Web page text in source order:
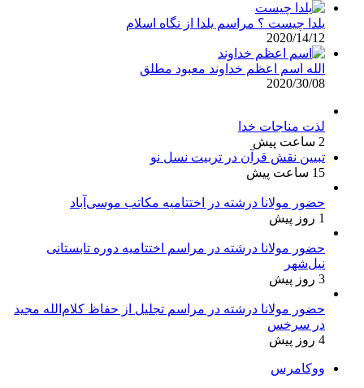
یلدا چیست ؟ مراسم یلدا از نگاه اسلام
2020/14/12
الله اسم اعظم خداوند معبود مطلق
2020/30/08
لذت مناجات خدا
2 ساعت پیش
تبیین نقش قرآن در تربیت نسل نو
15 ساعت پیش
حضور مولانا درشته در اختتامیه مکاتب موسی‌آباد
1 روز پیش
حضور مولانا درشته در مراسم اختتامیه دوره تابستانی
نیل‌شهر
3 روز پیش
حضور مولانا درشته در مراسم تجلیل از حفاظ کلام‌الله مجید
در سرخس
4 روز پیش
ووکامرس